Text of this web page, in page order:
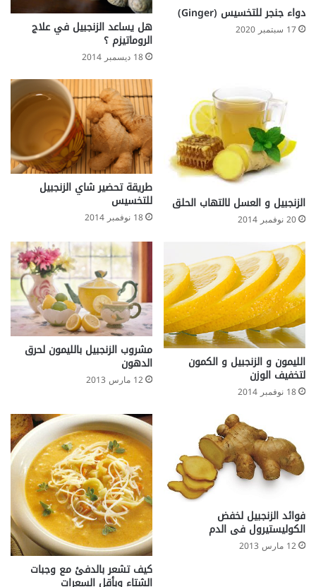
دواء جنجر للتخسيس (Ginger)
17 سبتمبر 2020 هل يساعد الزنجبيل في علاج
الروماتيزم ؟
18 ديسمبر 2014
20 نوفمبر 2014
طريقة تحضير شاي الزنجبيل
للتخسيس‎
18 نوفمبر 2014
الليمون و الزنجبيل و الكمون
لتخفيف الوزن
18 نوفمبر 2014
مشروب الزنجبيل بالليمون لحرق
الدهون
12 مارس 2013
فوائد الزنجبيل لخفض
الكوليستيرول فى الدم
12 مارس 2013
كيف تشعر بالدفئ مع وجبات
الشتاء وبأقل السعرات